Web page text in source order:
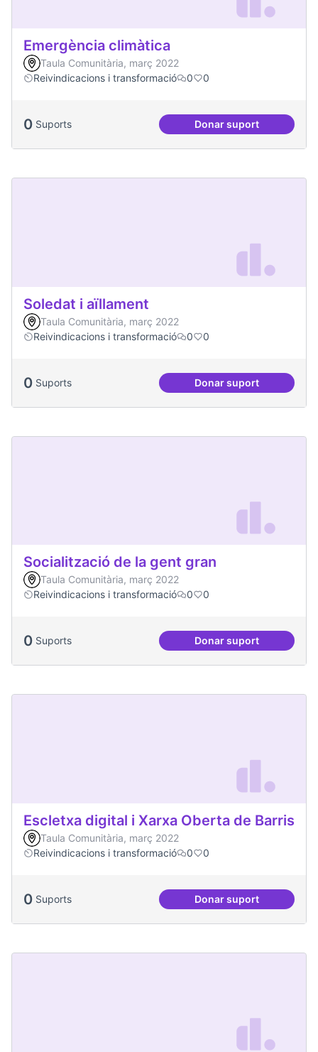
Emergència climàtica
Taula Comunitària, març 2022
Reivindicacions i transformació
0 0
0 Suports Donar suport
Emergència
Soledat i aïllament
Taula Comunitària, març 2022
Reivindicacions i transformació
0 0
0 Suports Donar suportSoledat i aïllament
Socialització de la gent gran
Taula Comunitària, març 2022
Reivindicacions i transformació
0 0
0 Suports Donar suportSocialització de la
Escletxa digital i Xarxa Oberta de Barris
Taula Comunitària, març 2022
Reivindicacions i transformació
0 0
0 Suports Donar suportEscletxa digital i